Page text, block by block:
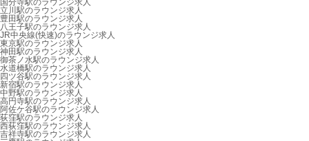
国分寺駅のラウンジ求人
立川駅のラウンジ求人
豊田駅のラウンジ求人
八王子駅のラウンジ求人
JR中央線(快速)のラウンジ求人
東京駅のラウンジ求人
神田駅のラウンジ求人
御茶ノ水駅のラウンジ求人
水道橋駅のラウンジ求人
四ツ谷駅のラウンジ求人
新宿駅のラウンジ求人
中野駅のラウンジ求人
高円寺駅のラウンジ求人
阿佐ケ谷駅のラウンジ求人
荻窪駅のラウンジ求人
西荻窪駅のラウンジ求人
吉祥寺駅のラウンジ求人